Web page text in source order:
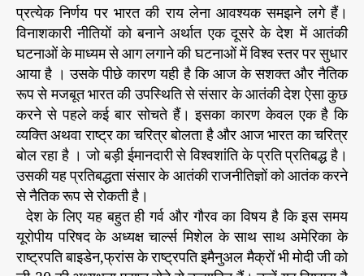
प्रत्येक निर्णय पर भारत की राय लेना आवश्यक समझने लगे हैं।
विनाशकारी नीतियों को बनाने अर्थात एक दूसरे के देश में आतंकी
घटनाओं के माध्यम से आग लगाने की घटनाओं में विश्व स्तर पर सुधार
आया है । उसके पीछे कारण यही है कि आज के सशक्त और नैतिक
रूप से मजबूत भारत की उपस्थिति से संसार के आतंकी देश ऐसा कुछ
करने से पहले कई बार सोचते हैं। इसका कारण केवल एक है कि
व्यक्ति अथवा राष्ट्र का चरित्र बोलता है और आज भारत का चरित्र
बोल रहा है । जो बड़ी ईमानदारी से विश्वशांति के प्रति प्रतिबद्ध है।
उसकी यह प्रतिबद्धता संसार के आतंकी राजनीतिज्ञों को आतंक करने
से नैतिक रूप से रोकती है।
देश के लिए यह बहुत ही गर्व और गौरव का विषय है कि इस समय
यूरोपीय परिषद के अध्यक्ष चार्ल्स मिशेल के साथ साथ अमेरिका के
राष्ट्रपति बाइडेन,फ्रांस के राष्ट्रपति इमैनुअल मैक्रों भी मोदी जी को